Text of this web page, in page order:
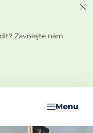
Zavolejte nám.